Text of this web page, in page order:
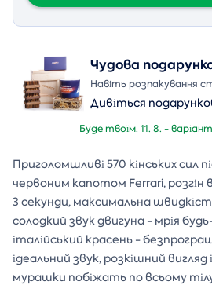
Чудова
Навіть розпакування
Дивіться
Буде твоїм. 11. 8. -
Приголомшливі 570 кінських сил
червоним капотом Ferrari, розгін
3 секунди, максимальна
солодкий звук двигуна - мрія
італійський красень -
ідеальний звук, розкішний вигляд
мурашки побіжать по всьому тілу,